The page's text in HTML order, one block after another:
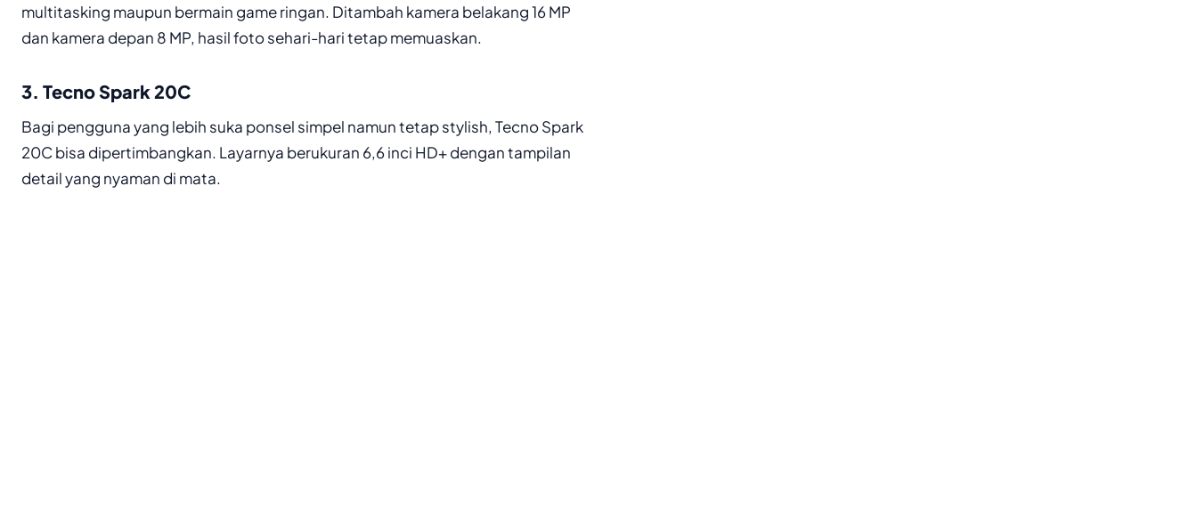
multitasking maupun bermain game ringan. Ditambah kamera belakang 16 MP
dan kamera depan 8 MP, hasil foto sehari-hari tetap memuaskan.
3. Tecno Spark 20C
Bagi pengguna yang lebih suka ponsel simpel namun tetap stylish, Tecno Spark
20C bisa dipertimbangkan. Layarnya berukuran 6,6 inci HD+ dengan tampilan
detail yang nyaman di mata.